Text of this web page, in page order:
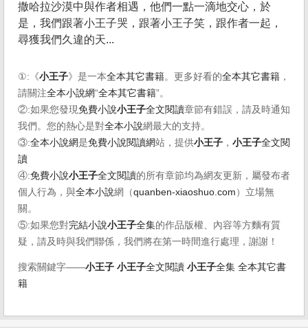
撒哈拉沙漠中與作者相遇，他們一點一滴地交心，於
是，我們跟著小王子哭，跟著小王子笑，跟作者一起，
尋獲我們久違的天...
①:《小王子》是一本全本其它書籍。更多好看的全本其它書籍 ，
請關注全本小說網“全本其它書籍”。
②:如果您發現免費小說小王子全文閱讀章節有錯誤，請及時通知
我們。您的熱心是對全本小說網最大的支持。
③:全本小說網是免費小說閱讀網站，提供小王子 ， 小王子全文閱
讀
④:免費小說小王子全文閱讀的所有章節均為網友更新，屬發布者
個人行為，與全本小說網（quanben-xiaoshuo.com ）立場無
關。
⑤:如果您對完結小說小王子全集的作品版權、內容等方麵有質
疑，請及時與我們聯係，我們將在第一時間進行處理，謝謝！
搜索關鍵字——小王子 小王子全文閱讀 小王子全集 全本其它書
籍